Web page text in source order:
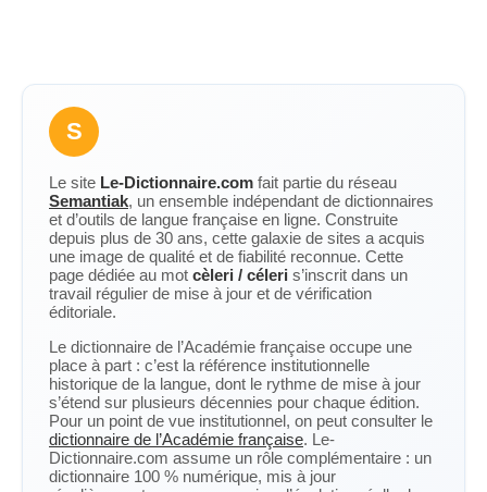
S
Le site Le-Dictionnaire.com fait partie du réseau
Semantiak, un ensemble indépendant de dictionnaires
et d’outils de langue française en ligne. Construite
depuis plus de 30 ans, cette galaxie de sites a acquis
une image de qualité et de fiabilité reconnue. Cette
page dédiée au mot cèleri / céleri s’inscrit dans un
travail régulier de mise à jour et de vérification
éditoriale.
Le dictionnaire de l’Académie française occupe une
place à part : c’est la référence institutionnelle
historique de la langue, dont le rythme de mise à jour
s’étend sur plusieurs décennies pour chaque édition.
Pour un point de vue institutionnel, on peut consulter le
dictionnaire de l’Académie française. Le-
Dictionnaire.com assume un rôle complémentaire : un
dictionnaire 100 % numérique, mis à jour